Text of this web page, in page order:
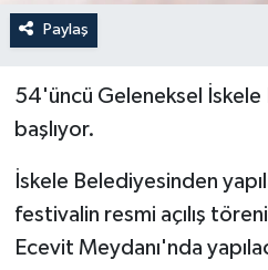
Paylaş
54'üncü Geleneksel İskele
başlıyor.
İskele Belediyesinden
festivalin resmi açılış
Ecevit Meydanı'nda